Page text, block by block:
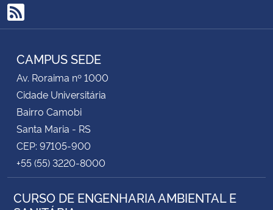
RSS
CAMPUS SEDE
Av. Roraima nº 1000
Cidade Universitária
Bairro Camobi
Santa Maria - RS
CEP: 97105-900
+55 (55) 3220-8000
CURSO DE ENGENHARIA AMBIENTAL E